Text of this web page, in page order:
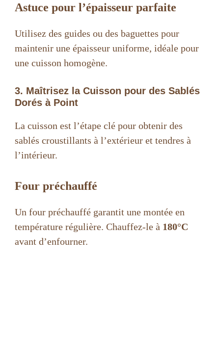
Astuce pour l’épaisseur parfaite
Utilisez des guides ou des baguettes pour
maintenir une épaisseur uniforme, idéale pour
une cuisson homogène.
3. Maîtrisez la Cuisson pour des Sablés
Dorés à Point
La cuisson est l’étape clé pour obtenir des
sablés croustillants à l’extérieur et tendres à
l’intérieur.
Four préchauffé
Un four préchauffé garantit une montée en
température régulière. Chauffez-le à 180°C
avant d’enfourner.